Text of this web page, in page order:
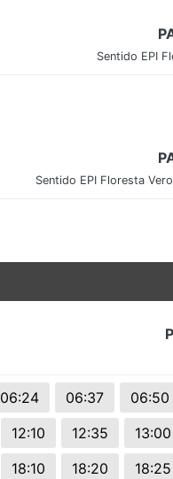
Sentido EPI
Sentido EPI Floresta
06:24 06:37 06:50
12:10 12:35 13:00
18:10 18:20 18:25